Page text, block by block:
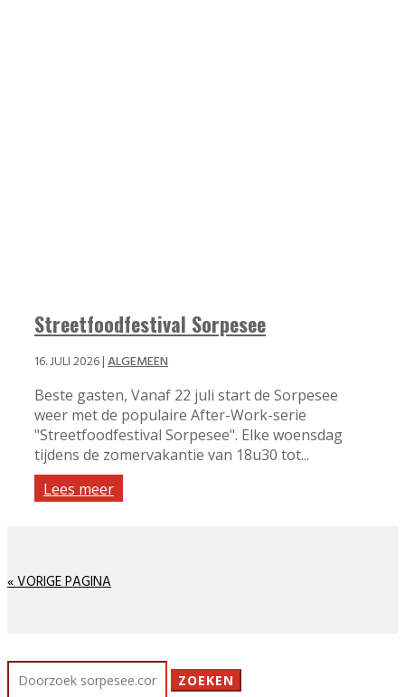
Streetfoodfestival Sorpesee
16. JULI 2026|ALGEMEEN
Beste gasten, Vanaf 22 juli start de Sorpesee
weer met de populaire After-Work-serie
"Streetfoodfestival Sorpesee". Elke woensdag
tijdens de zomervakantie van 18u30 tot...
Lees meer
« VORIGE PAGINA
Zoek
naar: